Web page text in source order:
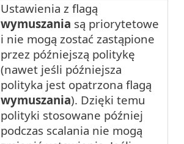
Ustawienia z flagą
wymuszania są priorytetowe
i nie mogą zostać zastąpione
przez późniejszą politykę
(nawet jeśli późniejsza
polityka jest opatrzona flagą
wymuszania). Dzięki temu
polityki stosowane później
podczas scalania nie mogą